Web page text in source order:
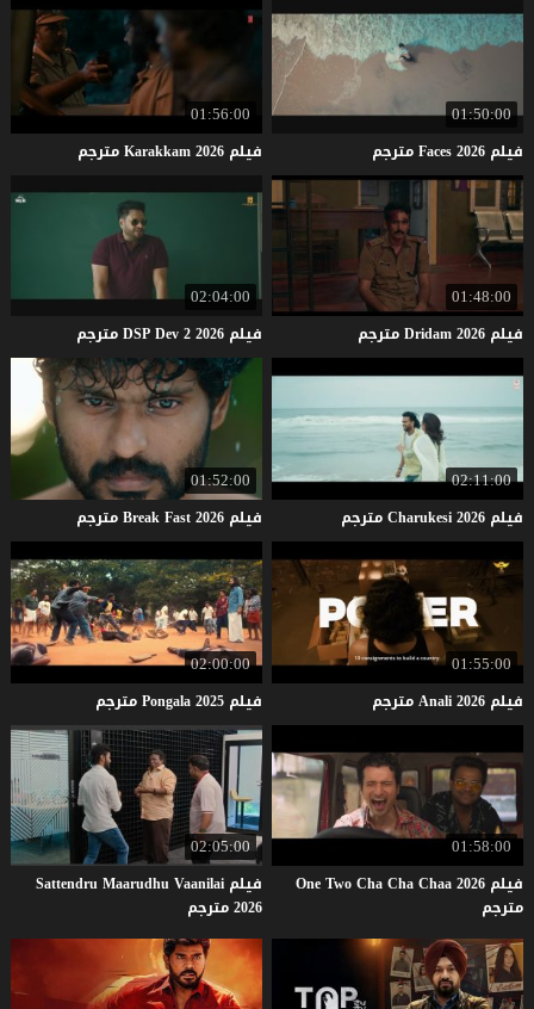
01:50:00
فيلم Faces2026 مترجم
01:56:00
فيلم Karakkam2026 مترجم
01:48:00
فيلم Dridam2026 مترجم
02:04:00
فيلم DSPDev22026 مترجم
02:11:00
فيلم Charukesi2026 مترجم
01:52:00
فيلم BreakFast2026 مترجم
01:55:00
فيلم Anali2026 مترجم
02:00:00
فيلم Pongala2025 مترجم
01:58:00
فيلم One Two Cha Cha Chaa 2026
مترجم
02:05:00
فيلم Sattendru Maarudhu Vaanilai
2026 مترجم